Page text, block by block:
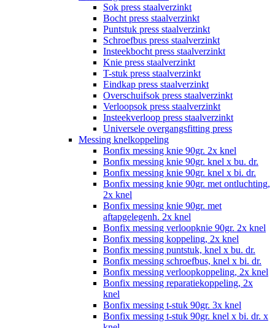
Sok press staalverzinkt
Bocht press staalverzinkt
Puntstuk press staalverzinkt
Schroefbus press staalverzinkt
Insteekbocht press staalverzinkt
Knie press staalverzinkt
T-stuk press staalverzinkt
Eindkap press staalverzinkt
Overschuifsok press staalverzinkt
Verloopsok press staalverzinkt
Insteekverloop press staalverzinkt
Universele overgangsfitting press
Messing knelkoppeling
Bonfix messing knie 90gr. 2x knel
Bonfix messing knie 90gr. knel x bu. dr.
Bonfix messing knie 90gr. knel x bi. dr.
Bonfix messing knie 90gr. met ontluchting,
2x knel
Bonfix messing knie 90gr. met
aftapgelegenh. 2x knel
Bonfix messing verloopknie 90gr. 2x knel
Bonfix messing koppeling, 2x knel
Bonfix messing puntstuk, knel x bu. dr.
Bonfix messing schroefbus, knel x bi. dr.
Bonfix messing verloopkoppeling, 2x knel
Bonfix messing reparatiekoppeling, 2x
knel
Bonfix messing t-stuk 90gr. 3x knel
Bonfix messing t-stuk 90gr. knel x bi. dr. x